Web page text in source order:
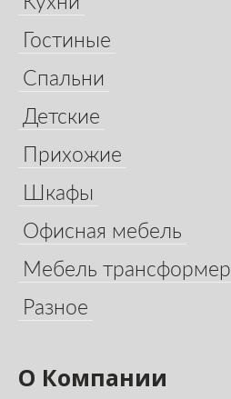
Гостиные
Спальни
Детские
Прихожие
Шкафы
Офисная мебель
Мебель трансформер
Разное
О Компании